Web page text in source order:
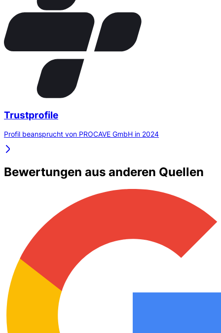
Trustprofile
Profil beansprucht von PROCAVE GmbH in 2024
Bewertungen aus anderen Quellen